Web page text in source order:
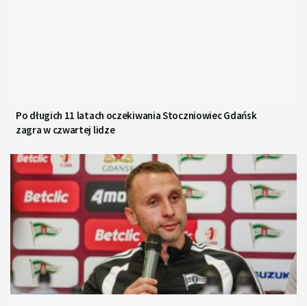
Po długich 11 latach oczekiwania Stoczniowiec Gdańsk
zagra w czwartej lidze